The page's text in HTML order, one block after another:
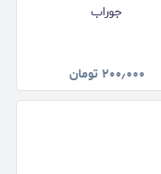
جوراب
۲۰۰٫۰۰۰ تومان